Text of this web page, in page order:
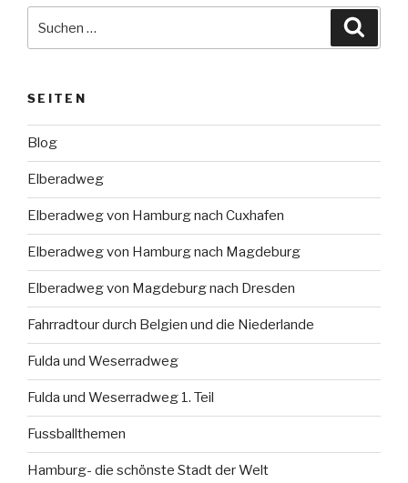
nach:
SEITEN
Blog
Elberadweg
Elberadweg von Hamburg nach Cuxhafen
Elberadweg von Hamburg nach Magdeburg
Elberadweg von Magdeburg nach Dresden
Fahrradtour durch Belgien und die Niederlande
Fulda und Weserradweg
Fulda und Weserradweg 1. Teil
Fussballthemen
Hamburg- die schönste Stadt der Welt